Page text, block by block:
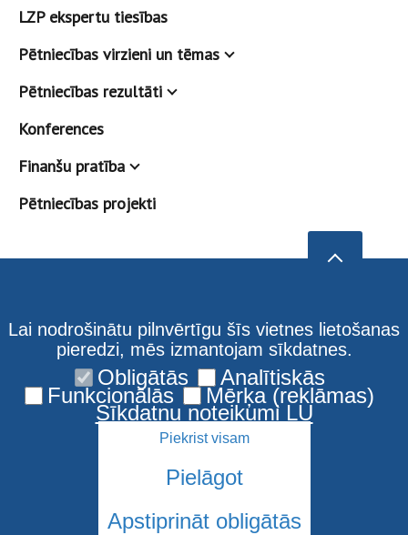
LZP ekspertu tiesības
Pētniecības virzieni un tēmas
Pētniecības rezultāti
Konferences
Finanšu pratība
Pētniecības projekti
Lai nodrošinātu pilnvērtīgu šīs vietnes lietošanas
pieredzi, mēs izmantojam sīkdatnes.
Obligātās Analītiskās
Funkcionālās Mērķa (reklāmas)
Sīkdatņu noteikumi LU
Piekrist visam
Pielāgot
Apstiprināt obligātās